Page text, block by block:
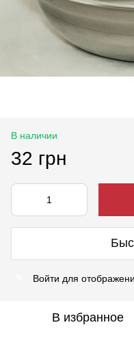
В наличии
32 грн
Войти для
В избранное